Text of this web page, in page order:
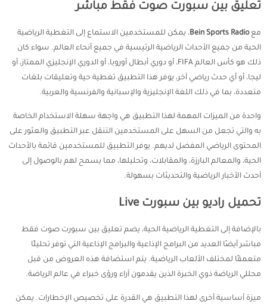
تعليق بين سبورت صوت فقط مباشر
معBein Sports Radio، يمكن للمستخدمين الاستماع إلى التغطية الرياضية
الحية من جميع الأحداث الرياضية الرئيسية في جميع أنحاء العالم. سواء كان
ذلك هو كأس العالم FIFA، أو دوري أبطال أوروبا، أو الدوري الإنجليزي الممتاز، أو
ليجا، أو أي حدث رياضي آخر، يوفر هذا التطبيق تغطية حية وتعليقات بلغات
متعددة، بما في ذلك اللغة الإنجليزية والإسبانية والفرنسية والعربية.
واحدة من الميزات المهمة لهذا التطبيق هي واجهة سهلة الاستخدام الخاصة
به والتي تجعل من السهل على المستخدمين التنقل عبر التطبيق والعثور على
المحتوى الرياضي المفضل لديهم. يوفر التطبيق للمستخدمين قائمة بالأحداث
الحية، والمعالم البارزة، والمقابلات، وتحليلها، مما يسمح لهم بالوصول إلى
أحدث الأخبار الرياضية والتحديثات بسهولة.
تحميل راديو بين سبورت Live
بالإضافة إلى التغطية الرياضية الحية، يضم تعليق بين سبورت صوت فقط
مباشر أيضًا العديد من البرامج الإذاعية والبرامج الإذاعية التي توفر تحليلًا
متعمقًا لمختلف الألعاب الرياضية. يتم استضافة هذه العروض من قبل
محللي الرياضة ذوي الخبرة الذين يقدمون آراء ورؤى خبراء في عالم الرياضة.
ميزة أساسية أخرى لهذا التطبيق هي القدرة على تخصيص الإخطارات. يمكن